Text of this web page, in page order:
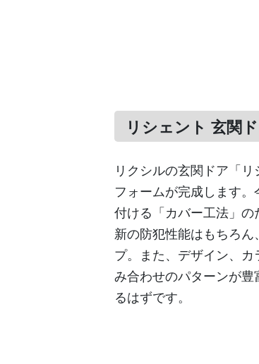
リシェント 玄関
リクシルの玄関ドア「
フォームが完成します
付ける「カバー工法」
新の防犯性能はもちろ
プ。また、デザイン、
み合わせのパターンが
るはずです。